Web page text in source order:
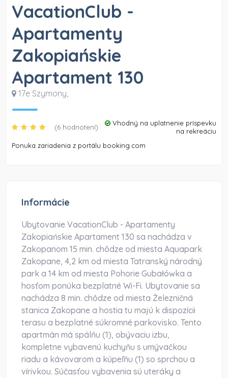
VacationClub -
Apartamenty
Zakopiańskie
Apartament 130
17e Szymony,
(6 hodnotení)
Vhodný na uplatnenie príspevku
na rekreáciu
Ponuka zariadenia z portálu booking.com
Informácie
Ubytovanie VacationClub - Apartamenty
Zakopiańskie Apartament 130 sa nachádza v
Zakopanom 15 min. chôdze od miesta Aquapark
Zakopane, 4,2 km od miesta Tatranský národný
park a 14 km od miesta Pohorie Gubałówka a
hosťom ponúka bezplatné Wi-Fi. Ubytovanie sa
nachádza 8 min. chôdze od miesta Železničná
stanica Zakopane a hostia tu majú k dispozícii
terasu a bezplatné súkromné parkovisko. Tento
apartmán má spálňu (1), obývaciu izbu,
kompletne vybavenú kuchyňu s umývačkou
riadu a kávovarom a kúpeľňu (1) so sprchou a
vírivkou. Súčasťou vybavenia sú uteráky a